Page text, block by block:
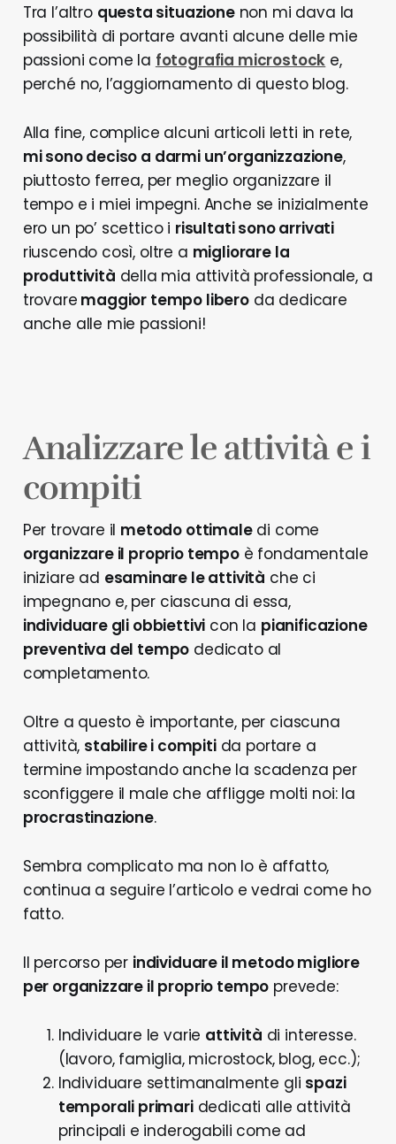
Tra l’altro questa situazionenon mi dava la
possibilità di portare avanti alcune delle mie
passioni come la fotografia microstock e,
perché no, l’aggiornamento di questo blog.
Alla fine, complice alcuni articoli letti in rete,
mi sono deciso a darmi un’organizzazione,
piuttosto ferrea, per meglio organizzare il
tempo e i miei impegni. Anche se inizialmente
ero un po’ scettico i risultati sono arrivati
riuscendo così, oltre a migliorare la
produttività della mia attività professionale, a
trovare maggior tempo liberoda dedicare
anche alle mie passioni!
Analizzare le attività e i
compiti
Per trovare il metodo ottimaledi come
organizzare il proprio tempoè fondamentale
iniziare ad esaminare le attività che ci
impegnano e, per ciascuna di essa,
individuare gli obbiettivi con la pianificazione
preventiva del tempo dedicato al
completamento.
Oltre a questo è importante, per ciascuna
attività, stabilire i compitida portare a
termine impostando anche la scadenza per
sconfiggere il male che affligge molti noi: la
procrastinazione.
Sembra complicato ma non lo è affatto,
continua a seguire l’articolo e vedrai come ho
fatto.
Il percorso per individuare il metodo migliore
per organizzare il proprio tempo prevede:
Individuare le varie attività di interesse.
(lavoro, famiglia, microstock, blog, ecc.);
Individuare settimanalmente gli spazi
temporali primaridedicati alle attività
principali e inderogabili come ad